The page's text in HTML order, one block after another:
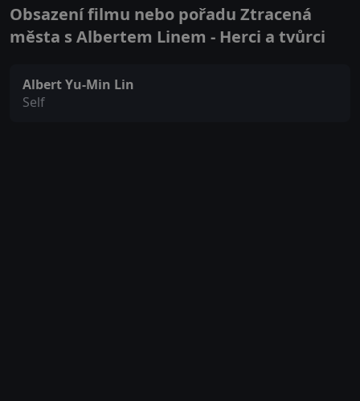
Obsazení filmu nebo pořadu Ztracená
města s Albertem Linem - Herci a tvůrci
Albert Yu-Min Lin
Self